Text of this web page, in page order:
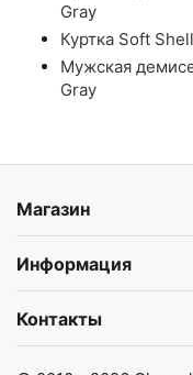
Gray
Куртка Soft
Мужская
Gray
Магазин
Информация
Контакты